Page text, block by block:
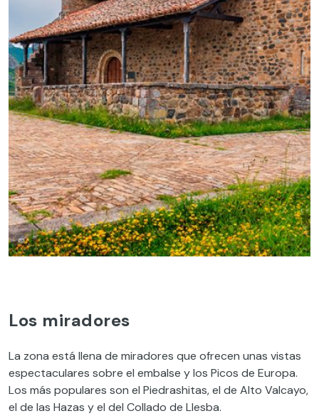
Los miradores
La zona está llena de miradores que ofrecen unas vistas
espectaculares sobre el embalse y los Picos de Europa.
Los más populares son el Piedrashitas, el de Alto Valcayo,
el de las Hazas y el del Collado de Llesba.